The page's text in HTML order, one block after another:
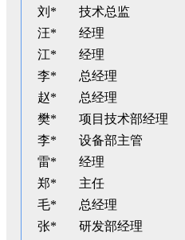
刘*
技术总监
汪*
经理
江*
经理
李*
总经理
赵*
总经理
樊*
项目技术部经理
李*
设备部主管
雷*
经理
郑*
主任
毛*
总经理
张*
研发部经理